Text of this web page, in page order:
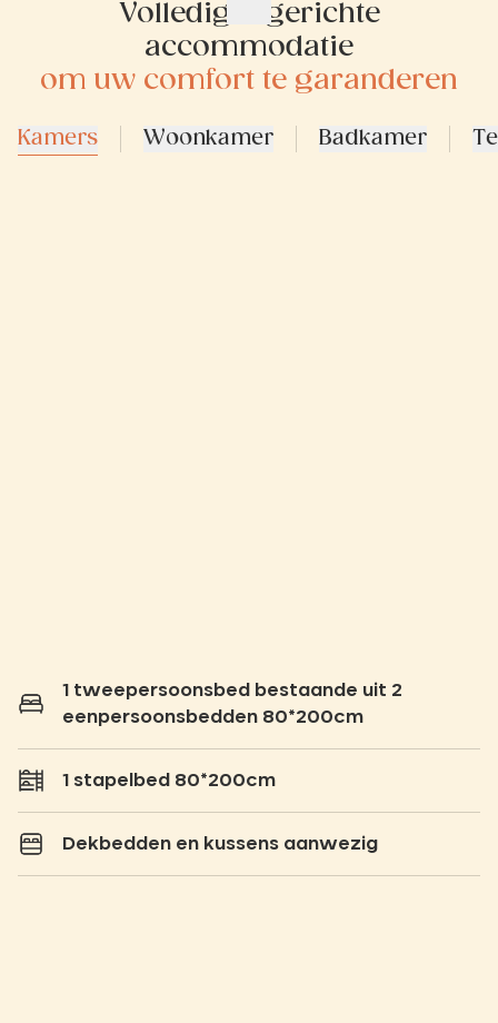
Volledig ingerichte
accommodatie
om uw comfort te garanderen
Kamers Woonkamer Badkamer
1 tweepersoonsbed bestaande uit 2
eenpersoonsbedden 80*200cm
1 stapelbed 80*200cm
Dekbedden en kussens aanwezig